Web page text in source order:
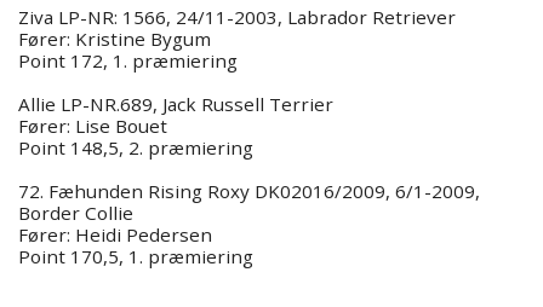
Ziva LP-NR: 1566, 24/11-2003, Labrador Retriever
Fører: Kristine Bygum
Point 172, 1. præmiering
Allie LP-NR.689, Jack Russell Terrier
Fører: Lise Bouet
Point 148,5, 2. præmiering
72. Fæhunden Rising Roxy DK02016/2009, 6/1-2009,
Border Collie
Fører: Heidi Pedersen
Point 170,5, 1. præmiering